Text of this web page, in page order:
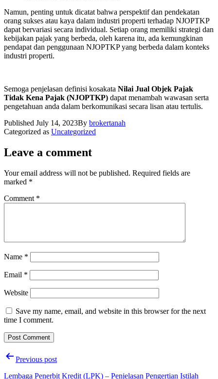
Namun, penting untuk dicatat bahwa perspektif dan pendekatan
orang sukses atau kaya dalam industri properti terhadap NJOPTKP
dapat bervariasi secara individual. Setiap orang memiliki strategi dan
kebijakan pajak yang berbeda, oleh karena itu, ada kemungkinan
pendapat dan penggunaan NJOPTKP yang berbeda dalam konteks
industri properti.
Semoga penjelasan definisi kosakata Nilai Jual Objek Pajak
Tidak Kena Pajak (NJOPTKP) dapat menambah wawasan serta
pengetahuan anda dalam berkomunikasi secara lisan atau tertulis.
Published July 14, 2023By brokertanah
Categorized as Uncategorized
Leave a comment
Your email address will not be published. Required fields are
marked *
Comment *
Name *
Email *
Website
Save my name, email, and website in this browser for the next
time I comment.
PostPrevious post
Lembaga Penerbit Kredit (LPK) – Penjelasan Pengertian Istilah